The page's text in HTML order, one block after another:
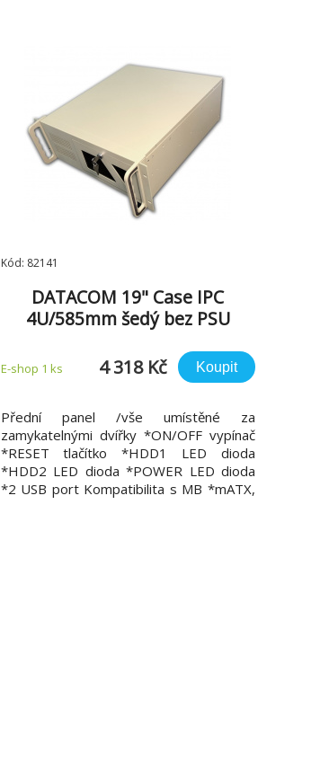
Kód: 82141
DATACOM 19" Case IPC
4U/585mm šedý bez PSU
E-shop 1 ks 4 318 Kč Koupit
Přední panel /vše umístěné za
zamykatelnými dvířky *ON/OFF vypínač
*RESET tlačítko *HDD1 LED dioda
*HDD2 LED dioda *POWER LED dioda
*2 USB port Kompatibilita s MB *mATX,